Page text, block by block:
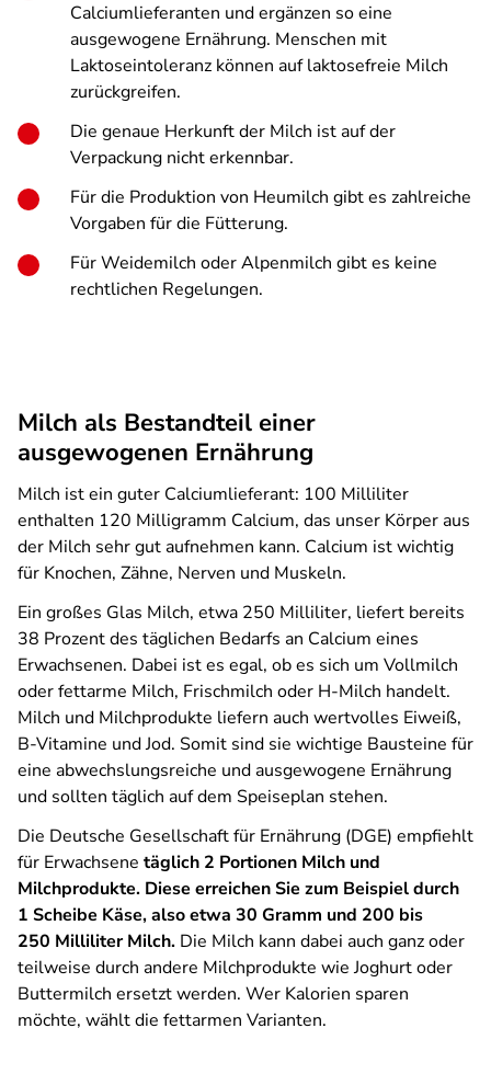
Calciumlieferanten und ergänzen so eine
ausgewogene Ernährung. Menschen mit
Laktoseintoleranz können auf laktosefreie Milch
zurückgreifen.
Die genaue Herkunft der Milch ist auf der
Verpackung nicht erkennbar.
Für die Produktion von Heumilch gibt es zahlreiche
Vorgaben für die Fütterung.
Für Weidemilch oder Alpenmilch gibt es keine
rechtlichen Regelungen.
Milch als Bestandteil einer
ausgewogenen Ernährung
Milch ist ein guter Calciumlieferant: 100 Milliliter
enthalten 120 Milligramm Calcium, das unser Körper aus
der Milch sehr gut aufnehmen kann. Calcium ist wichtig
für Knochen, Zähne, Nerven und Muskeln.
Ein großes Glas Milch, etwa 250 Milliliter, liefert bereits
38 Prozent des täglichen Bedarfs an Calcium eines
Erwachsenen. Dabei ist es egal, ob es sich um Vollmilch
oder fettarme Milch, Frischmilch oder H-Milch handelt.
Milch und Milchprodukte liefern auch wertvolles Eiweiß,
B-Vitamine und Jod. Somit sind sie wichtige Bausteine für
eine abwechslungsreiche und ausgewogene Ernährung
und sollten täglich auf dem Speiseplan stehen.
Die Deutsche Gesellschaft für Ernährung (DGE) empfiehlt
für Erwachsene täglich 2 Portionen Milch und
Milchprodukte. Diese erreichen Sie zum Beispiel durch
1 Scheibe Käse, also etwa 30 Gramm und 200 bis
250 Milliliter Milch. Die Milch kann dabei auch ganz oder
teilweise durch andere Milchprodukte wie Joghurt oder
Buttermilch ersetzt werden. Wer Kalorien sparen
möchte, wählt die fettarmen Varianten.